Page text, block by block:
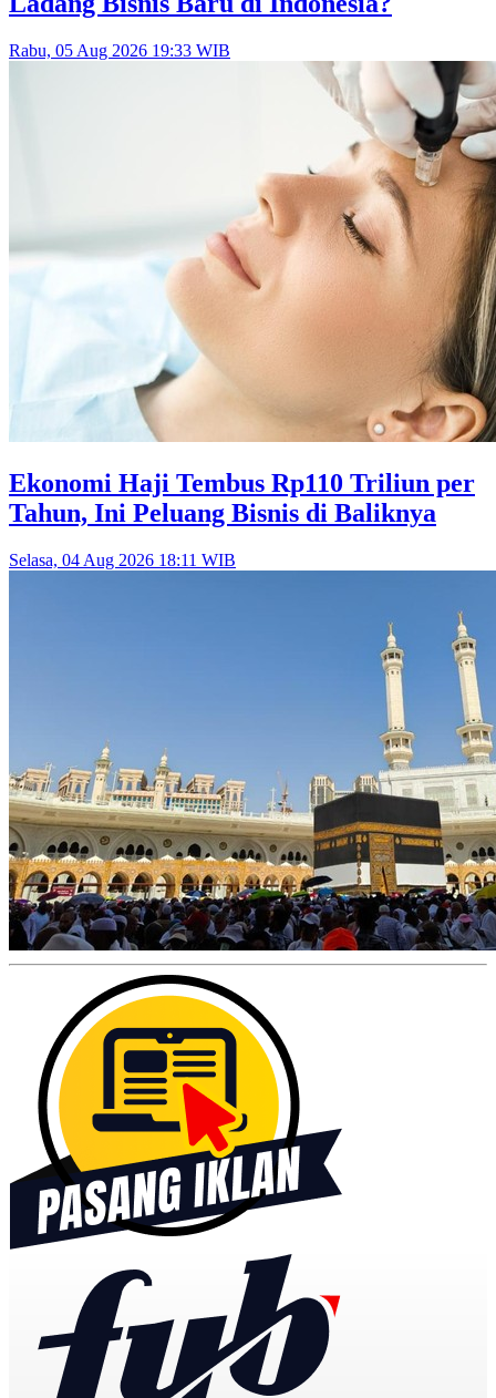
Rabu, 05 Aug 2026 19:33 WIB
Ekonomi Haji Tembus Rp110 Triliun per
Tahun, Ini Peluang Bisnis di Baliknya
Selasa, 04 Aug 2026 18:11 WIB